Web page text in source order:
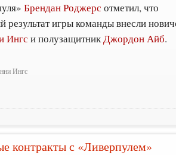
Брендан Роджерс отметил, что
результат игры команды внесли
Ингс и полузащитникДжордон Айб.
Ингс
с «Ливерпулем»